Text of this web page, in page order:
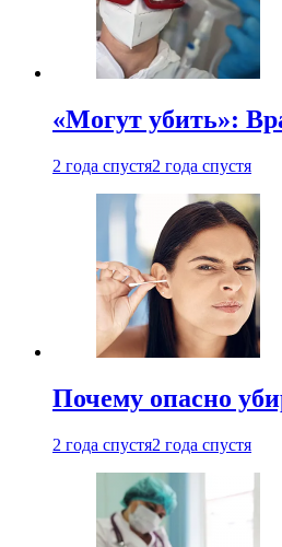
«Могут убить»:
2 года спустя2 года спустя
Почему опасно
2 года спустя2 года спустя